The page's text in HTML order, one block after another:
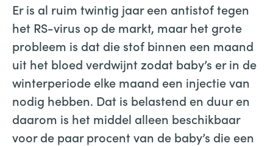
Er is al ruim twintig jaar een antistof tegen
het RS-virus op de markt, maar het grote
probleem is dat die stof binnen een maand
uit het bloed verdwijnt zodat baby’s er in de
winterperiode elke maand een injectie van
nodig hebben. Dat is belastend en duur en
daarom is het middel alleen beschikbaar
voor de paar procent van de baby’s die een